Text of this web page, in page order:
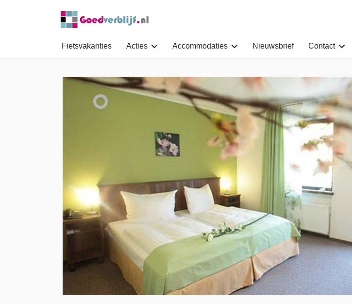
Fietsvakanties Acties Accommodaties Nieuwsbrief Contact